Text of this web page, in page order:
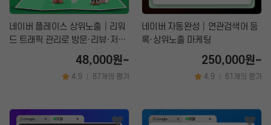
네이버 플레이스 상위노출│리워
드 트래픽 관리로 방문·리뷰·저장
48,000원~
4.9 87개의 평가
네이버 자동완성│연관검색어 등
록·상위노출 마케팅
250,000원~
4.9 61개의 평가